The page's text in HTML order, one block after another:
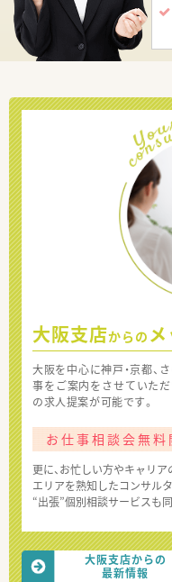
大阪支店からの
大阪を中心に神戸・京都、
事をご案内をさせていた
の求人提案が可能です。
お仕事相談会無料
更に、お忙しい方やキャリ
エリアを熟知したコンサル
“出張”個別相談サービスも
大阪支店からの
最新情報